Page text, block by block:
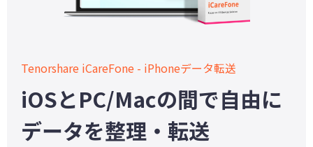
Tenorshare iCareFone - iPhoneデータ転送
iOSとPC/Macの間で自由に
データを整理・転送